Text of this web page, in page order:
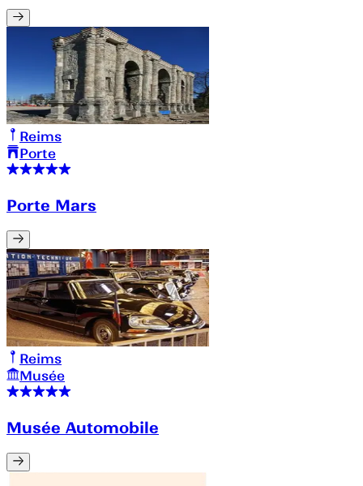
Reims
Porte
Porte Mars
Reims
Musée
Musée Automobile